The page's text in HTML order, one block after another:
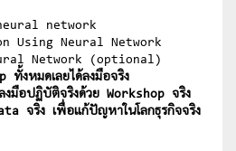
network
Using Neural Network
Network (optional)
ทั้งหมดเลยได้ลงมือจริง
ลงมือปฏิบัติจริงด้วย Workshop จริง
จริง เพื่อแก้ปัญหาในโลกธุรกิจจริง